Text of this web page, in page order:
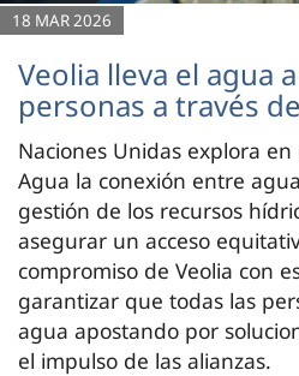
18 MAR 2026
Veolia lleva el agua
personas a través
Naciones Unidas explora
Agua la conexión entre
gestión de los recursos
asegurar un acceso
compromiso de Veolia con
garantizar que todas las
agua apostando por
el impulso de las alianzas.